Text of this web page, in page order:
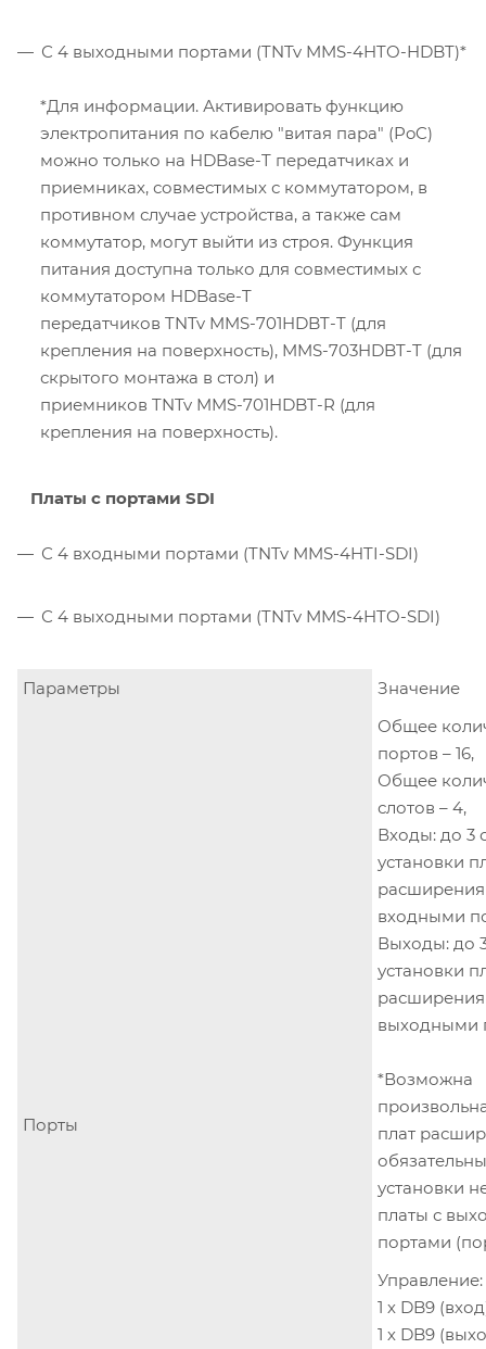
С 4 выходными портами (TNTv MMS-4HTO-HDBT)*
*Для информации. Активировать функцию
электропитания по кабелю "витая пара" (PoC)
можно только на HDBase-T передатчиках и
приемниках, совместимых с коммутатором, в
противном случае устройства, а также сам
коммутатор, могут выйти из строя. Функция
питания доступна только для совместимых с
коммутатором HDBase-T
передатчиков TNTv MMS-701HDBT-T (для
крепления на поверхность), MMS-703HDBT-T (для
скрытого монтажа в стол) и
приемников TNTv MMS-701HDBT-R (для
крепления на поверхность).
​ Платы с портами SDI
С 4 входными портами (TNTv MMS-4HTI-SDI)
С 4 выходными портами (TNTv MMS-4HTO-SDI)
Параметры Значение
Порты
Общее
портов – 16,
Общее
слотов – 4,
Входы: до 3
установки
расширения
входными
Выходы: до
установки
расширения
выходными
*Возможна
плат
установки
платы с
портами
Управление:
1 х DB9
1 х DB9